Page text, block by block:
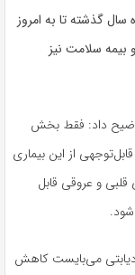
سال گذشته تا به امروز
بیمه سلامت نیز
توضیح داد: فقط بخش
از این بیماری
و عروقی قابل
دیابتی می‌بایست کاهش